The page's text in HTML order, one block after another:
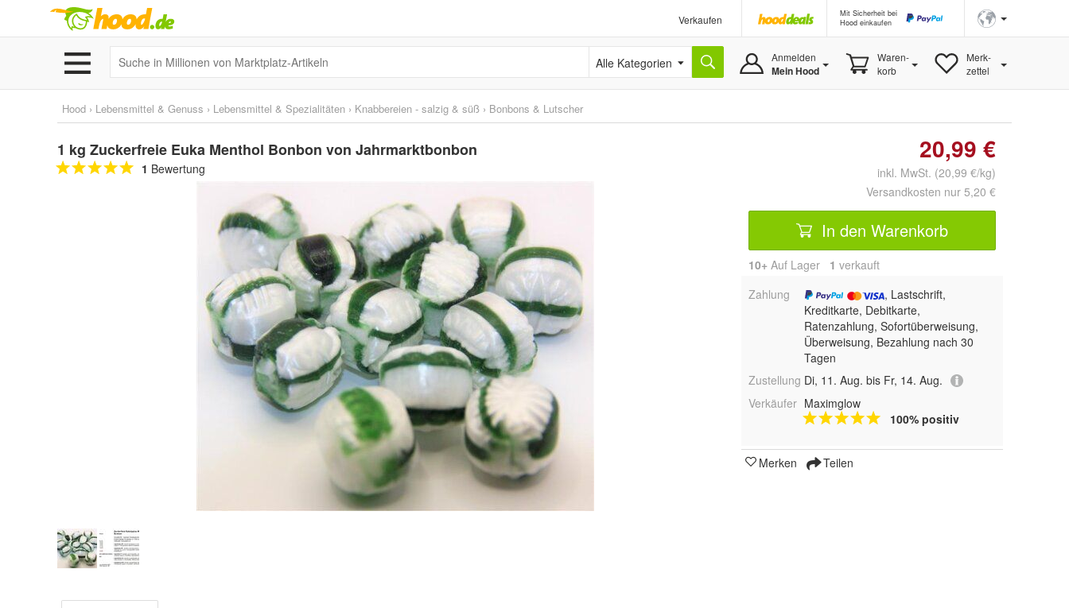
Verkaufen
Mit Sicherheit bei
Hood einkaufen
Alle Kategorien Anmelden
Mein Hood
Waren-
korb
Merk-
zettel
Hood › Lebensmittel & Genuss › Lebensmittel & Spezialitäten › Knabbereien - salzig & süß › Bonbons & Lutscher
1 kg Zuckerfreie Euka Menthol Bonbon von Jahrmarktbonbon
1 Bewertung
20,99 €
inkl. MwSt. (20,99 €/kg)
Versandkosten nur 5,20 €
In den Warenkorb
10+ Auf Lager 1 verkauft
Zahlung
, Lastschrift,
Kreditkarte, Debitkarte,
Ratenzahlung, Sofortüberweisung,
Überweisung, Bezahlung nach 30
Tagen
Zustellung Di, 11. Aug. bis Fr, 14. Aug.
Verkäufer Maximglow
100% positiv
Merken Teilen